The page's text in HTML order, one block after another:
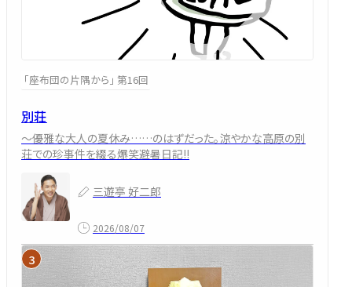
「座布団の片隅から」 第16回
別荘
～優雅な大人の夏休み……のはずだった。涼やかな高原の別
荘での珍事件を綴る爆笑避暑日記!!
三遊亭 好二郎
2026/08/07